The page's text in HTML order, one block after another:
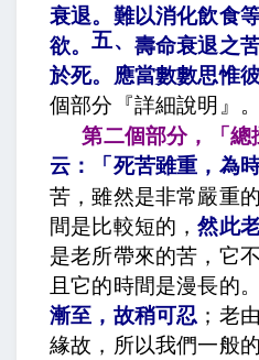
衰退。難以消化飲食
欲。五、 壽命衰退之
於死。應當數數思惟
個部分『詳細說明』。
第二個部分，「總
云：「死苦雖重，為
苦，雖然是非常嚴重
間是比較短的，然此
是老所帶來的苦，它
且它的時間是漫長的。
漸至，故稍可忍 ；老
緣故，所以我們一般